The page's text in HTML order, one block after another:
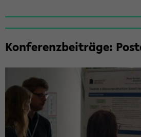
Kon­fe­renz­bei­trä­ge: